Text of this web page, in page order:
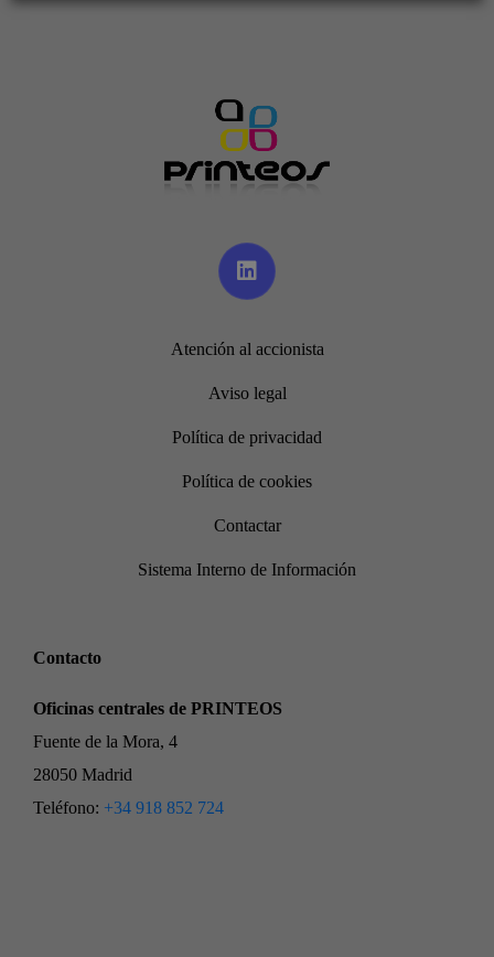
Atención al accionista
Aviso legal
Política de privacidad
Política de cookies
Contactar
Sistema Interno de Información
Contacto
Oficinas centrales de PRINTEOS
Fuente de la Mora, 4
28050 Madrid
Teléfono: +34 918 852 724